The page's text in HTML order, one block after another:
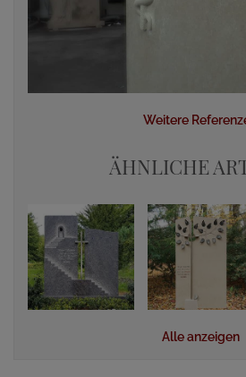
Weitere
ÄHNLICHE
Alle anzeigen